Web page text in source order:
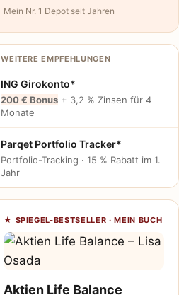
Mein Nr. 1 Depot seit Jahren
WEITERE EMPFEHLUNGEN
ING Girokonto*
200 € Bonus + 3,2 % Zinsen für 4
Monate
Parqet Portfolio Tracker*
Portfolio-Tracking · 15 % Rabatt im 1.
Jahr
★ SPIEGEL-BESTSELLER · MEIN BUCH
Aktien Life Balance